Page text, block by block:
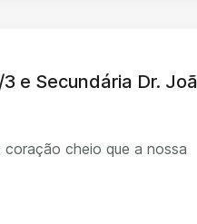
e Secundária Dr.
cheio que a nossa